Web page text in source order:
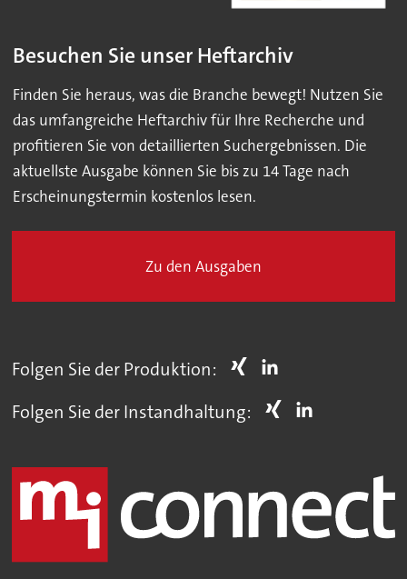
Besuchen Sie unser Heftarchiv
Finden Sie heraus, was die Branche bewegt! Nutzen Sie
das umfangreiche Heftarchiv für Ihre Recherche und
profitieren Sie von detaillierten Suchergebnissen. Die
aktuellste Ausgabe können Sie bis zu 14 Tage nach
Erscheinungstermin kostenlos lesen.
Zu den Ausgaben
Folgen Sie der Produktion:
Folgen Sie der Instandhaltung: